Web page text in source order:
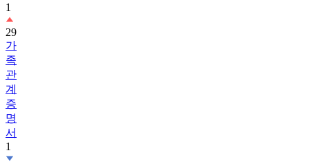
1
29
가
족
관
계
증
명
서
1